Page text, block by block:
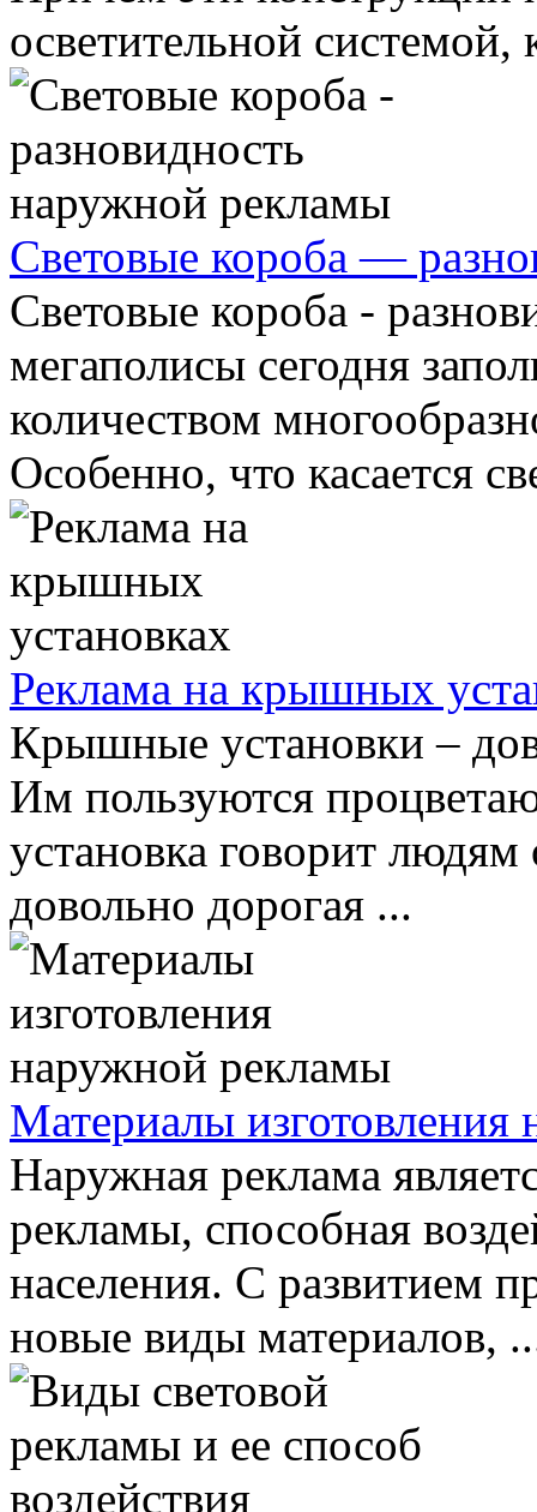
осветительной системой,
Световые короба —
Световые короба -
мегаполисы сегодня
количеством
Особенно, что касается
Реклама на крышных
Крышные установки –
Им пользуются
установка говорит
довольно дорогая ...
Материалы
Наружная реклама
рекламы, способная
населения. С развитием
новые виды материалов,